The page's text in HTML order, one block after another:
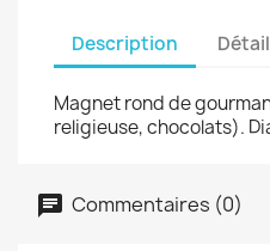
Description
Magnet rond de
religieuse, chocolats).
Commentaires (0)